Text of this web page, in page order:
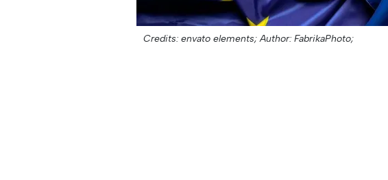
Credits: envato elements; Author: FabrikaPhoto;